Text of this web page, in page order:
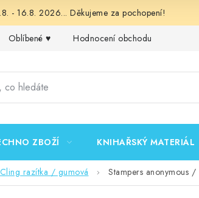
- 16.8. 2026... Děkujeme za pochopení!
Oblíbené ♥️ Hodnocení obchodu
ZBOŽÍ KNIHAŘSKÝ MATERIÁL
Cling razítka / gumová Stampers anonymous